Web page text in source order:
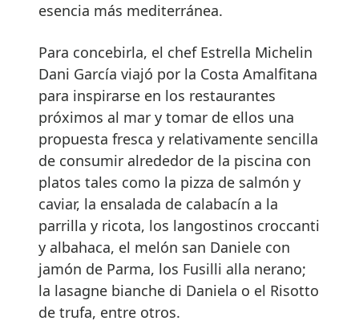
esencia más mediterránea.
Para concebirla, el chef Estrella Michelin
Dani García viajó por la Costa Amalfitana
para inspirarse en los restaurantes
próximos al mar y tomar de ellos una
propuesta fresca y relativamente sencilla
de consumir alrededor de la piscina con
platos tales como la pizza de salmón y
caviar, la ensalada de calabacín a la
parrilla y ricota, los langostinos croccanti
y albahaca, el melón san Daniele con
jamón de Parma, los Fusilli alla nerano;
la lasagne bianche di Daniela o el Risotto
de trufa, entre otros.